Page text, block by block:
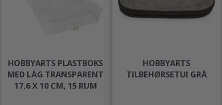
HOBBYARTS PLASTBOKS
MED LÅG TRANSPARENT
17,6 X 10 CM, 15 RUM
HOBBYARTS
TILBEHØRSETUI GRÅ